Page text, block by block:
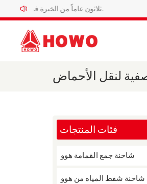
ثلاثون عاماً من الخبرة في تصنيع شاحنات هوو. المصنع الرسمي لشاحنات هوو الخاصة.
لنقل الأحماض
فئات المنتجات
شاحنة جمع القمامة هوو
شاحنة شفط المياه من هوو